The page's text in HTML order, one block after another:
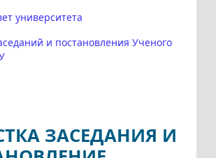
университета
и постановления Ученого
ЗАСЕДАНИЯ И